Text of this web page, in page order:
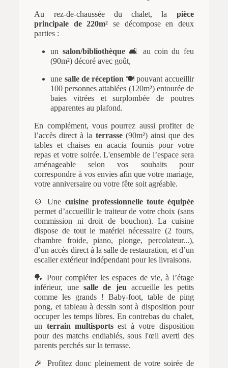
Au rez-de-chaussée du chalet, la pièce
principale de 220m² se décompose en deux
parties :
un salon/bibliothèque🛋️ au coin du feu
(90m²) décoré avec goût,
une salle de réception 🍽️ pouvant accueillir
100 personnes attablées (120m²) entourée de
baies vitrées et surplombée de poutres
apparentes au plafond.
En complément, vous pourrez aussi profiter de
l’accès direct à la terrasse(90m²) ainsi que des
tables et chaises en acacia fournis pour votre
repas et votre soirée. L'ensemble de l’espace sera
aménageable selon vos souhaits pour
correspondre à vos envies afin que votre mariage,
votre anniversaire ou votre fête soit agréable.
🍲 Une cuisine professionnelle toute équipée
permet d’accueillir le traiteur de votre choix (sans
commission ni droit de bouchon). La cuisine
dispose de tout le matériel nécessaire (2 fours,
chambre froide, piano, plonge, percolateur...),
d’un accès direct à la salle de restauration, et d’un
escalier extérieur indépendant pour les livraisons.
🏓 Pour compléter les espaces de vie, à l’étage
inférieur, unesalle de jeu accueille les petits
comme les grands ! Baby-foot, table de ping
pong, et tableau à dessin sont à disposition pour
occuper les temps libres. En contrebas du chalet,
un terrain multisports est à votre disposition
pour des matchs endiablés, sous l'œil averti des
parents perchés sur la terrasse.
🎉 Profitez donc pleinement de votre soirée de